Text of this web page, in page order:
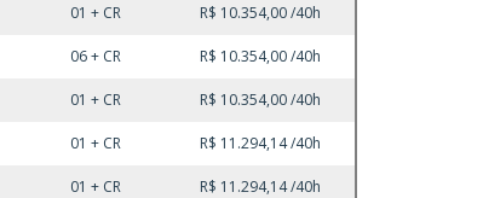
01 + CR R$ 10.354,00 /40h
06 + CR R$ 10.354,00 /40h
01 + CR R$ 10.354,00 /40h
01 + CR R$ 11.294,14 /40h
01 + CR R$ 11.294,14 /40h